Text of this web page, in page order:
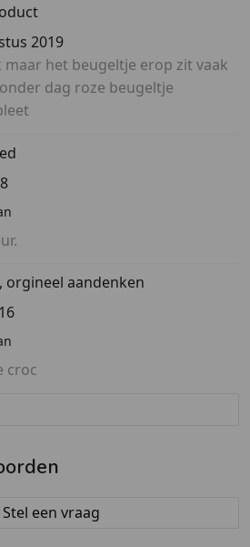
2019
het beugeltje erop zit vaak
dag roze beugeltje
orgineel aandenken
croc
Stel een vraag